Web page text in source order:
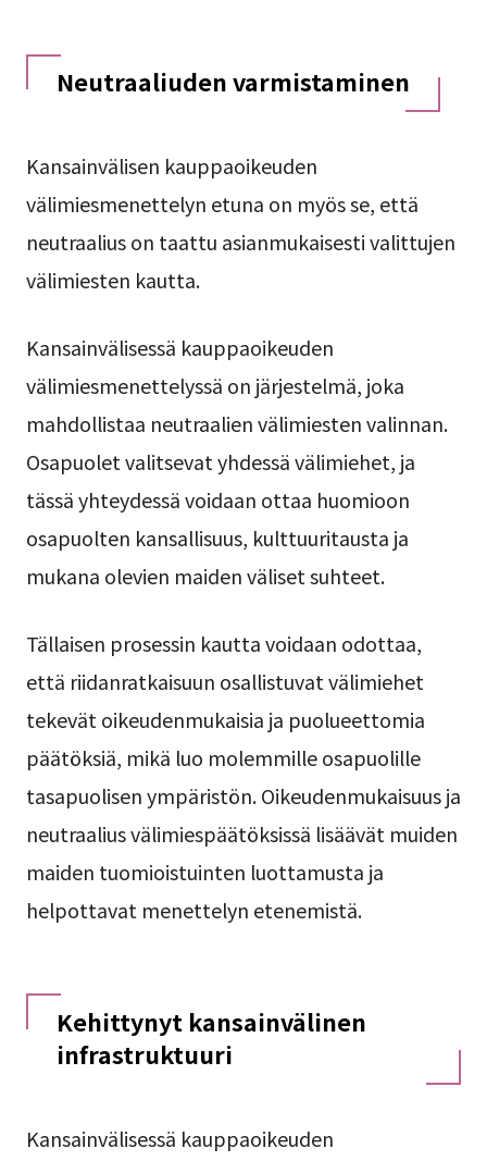
Neutraaliuden varmistaminen
Kansainvälisen kauppaoikeuden
välimiesmenettelyn etuna on myös se, että
neutraalius on taattu asianmukaisesti valittujen
välimiesten kautta.
Kansainvälisessä kauppaoikeuden
välimiesmenettelyssä on järjestelmä, joka
mahdollistaa neutraalien välimiesten valinnan.
Osapuolet valitsevat yhdessä välimiehet, ja
tässä yhteydessä voidaan ottaa huomioon
osapuolten kansallisuus, kulttuuritausta ja
mukana olevien maiden väliset suhteet.
Tällaisen prosessin kautta voidaan odottaa,
että riidanratkaisuun osallistuvat välimiehet
tekevät oikeudenmukaisia ja puolueettomia
päätöksiä, mikä luo molemmille osapuolille
tasapuolisen ympäristön. Oikeudenmukaisuus ja
neutraalius välimiespäätöksissä lisäävät muiden
maiden tuomioistuinten luottamusta ja
helpottavat menettelyn etenemistä.
Kehittynyt kansainvälinen
infrastruktuuri
Kansainvälisessä kauppaoikeuden